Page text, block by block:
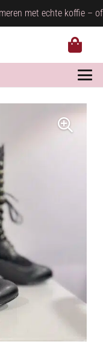
met echte koffie –